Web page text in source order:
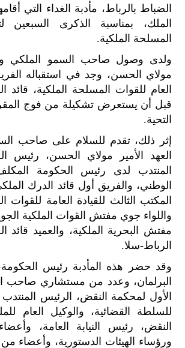
الضباط بالرباط، مأدبة الغداء التي
الملك، بمناسبة الذكرى السبعين
المسلحة الملكية.
ولدى وصول صاحب السمو الملكي
مولاي الحسن، وجد في استقباله
العام للقوات المسلحة الملكية، قائد
قبل أن يستعرض تشكيلة من فوج المقر
التحية.
إثر ذلك، تقدم للسلام على صاحب
العهد الأمير مولاي الحسن، رئيس
المنتدب لدى رئيس الحكومة المكلف
الوطني، والفريق أول قائد الدرك
المكتب الثالث للقيادة العامة للقوات
واللواء جوي مفتش القوات الملكية
مفتش البحرية الملكية، والعميد قائد
الرباط-سلا.
وقد حضر هذه المأدبة رئيس
البرلمان، وعدد من مستشاري صاحب
الأول لمحكمة النقض، الرئيس
للسلطة القضائية، والوكيل العام
النقض، رئيس النيابة العامة،
ورؤساء الهيئات الدستورية، وأعضاء من